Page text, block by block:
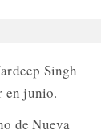
Singh
en junio.
de Nueva